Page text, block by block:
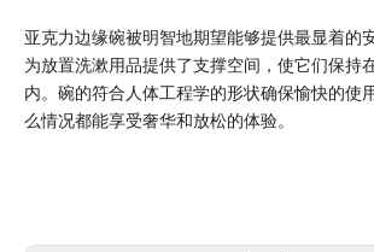
亚克力边缘碗被明智地期望能够提供最显着的
为放置洗漱用品提供了支撑空间，使它们保持
内。碗的符合人体工程学的形状确保愉快的使
么情况都能享受奢华和放松的体验。